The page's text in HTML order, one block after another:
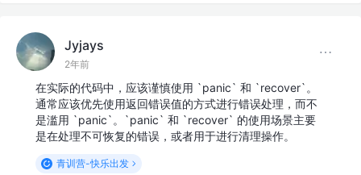
Jyjays
2年前
在实际的代码中，应该谨慎使用 `panic` 和 `recover`。
通常应该优先使用返回错误值的方式进行错误处理，而不
是滥用 `panic`。`panic` 和 `recover` 的使用场景主要
是在处理不可恢复的错误，或者用于进行清理操作。
青训营-快乐出发